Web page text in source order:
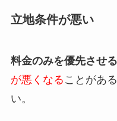
立地条件が悪い
料金のみを優先させる
が悪くなる ことがあ
い。